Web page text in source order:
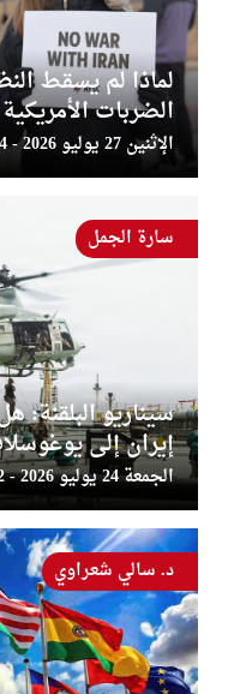
لماذا لم يسقط
الضربات
الإثنين 27 يوليو 2026 - 17:22:04
سيناريو
إيران إلى
الجمعة 24 يوليو 2026 - 11:49:32
سارة الجمل
د. سالي شعراوي